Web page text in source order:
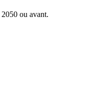
ou avant.